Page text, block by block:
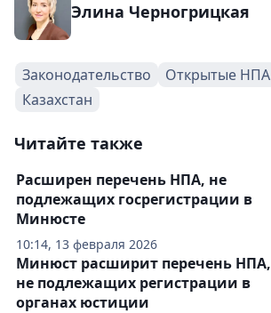
Элина Черногрицкая
Законодательство Открытые НПА
Казахстан
Читайте также
10:14, 13 февраля 2026
Расширен перечень НПА, не
подлежащих госрегистрации в
Минюсте
Минюст расширит перечень НПА,
не подлежащих регистрации в
органах юстиции